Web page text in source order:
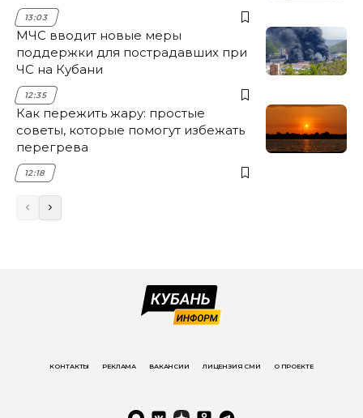
13:03
МЧС вводит новые меры
поддержки для пострадавших при
ЧС на Кубани
12:35
Как пережить жару: простые
советы, которые помогут избежать
перегрева
12:18
КОНТАКТЫ РЕКЛАМА ВАКАНСИИ ЛИЦЕНЗИЯ СМИ О ПРОЕКТЕ